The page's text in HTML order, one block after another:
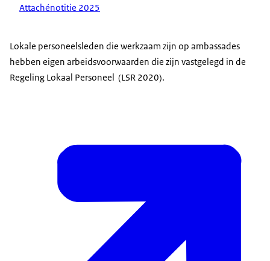
Attachénotitie 2025
Lokale personeelsleden die werkzaam zijn op ambassades
hebben eigen arbeidsvoorwaarden die zijn vastgelegd in de
Regeling Lokaal Personeel (LSR 2020).